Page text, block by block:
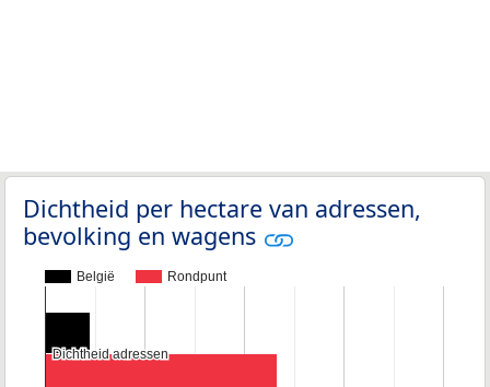
Dichtheid per hectare van adressen,
bevolking en wagens
België Rondpunt
Dichtheid adressen
Dichtheid adressen